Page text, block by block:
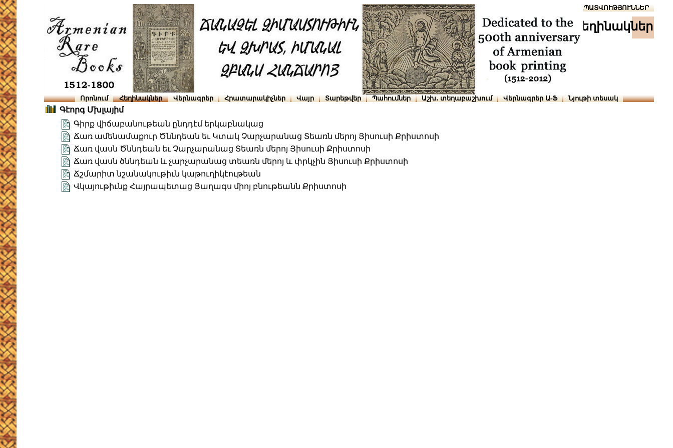
ՆԱԽԱՊԱՏՎՈՒԹՅՈՒՆՆԵՐ
հեղինակներ
Որոնում Հեղինակներ Վերնագրեր Հրատարակիչներ Վայր Տարեթվեր Պահումներ Աշխ․ տեղաբաշխում Վերնագրեր Ա-Ֆ Նյութի տեսակ
Գէորգ Մխլայիմ
Գիրք վիճաբանութեան ընդդէմ երկաբնակաց
Ճառ ամենամաքուր Ծննդեան եւ Կտակ Չարչարանաց Տեառն մերոյ Յիսուսի Քրիստոսի
Ճառ վասն Ծննդեան եւ Չարչարանաց Տեառն մերոյ Յիսուսի Քրիստոսի
Ճառ վասն ծննդեան և չարչարանաց տեառն մերոյ և փրկչին Յիսուսի Քրիստոսի
Ճշմարիտ նշանակութիւն կաթուղիկէութեան
Վկայութիւնք Հայրապետաց Յաղագս միոյ բնութեանն Քրիստոսի